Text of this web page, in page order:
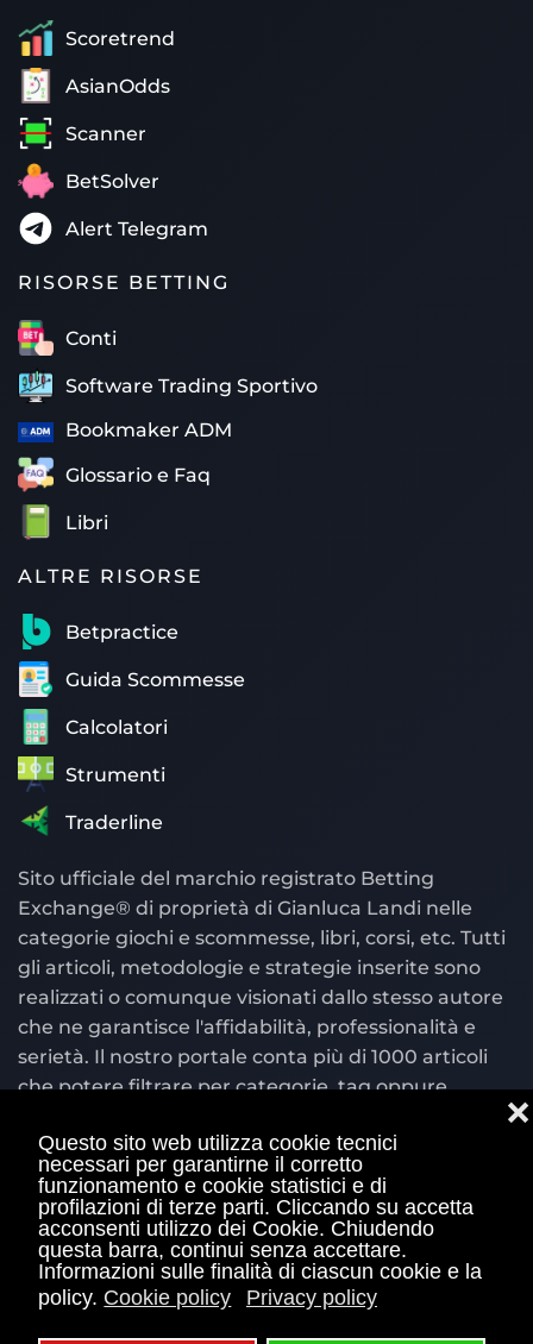
Questo sito web utilizza cookie tecnici
necessari per garantirne il corretto
funzionamento e cookie statistici e di
profilazioni di terze parti. Cliccando su accetta
acconsenti utilizzo dei Cookie. Chiudendo
questa barra, continui senza accettare.
Informazioni sulle finalità di ciascun cookie e la
policy. Cookie policy Privacy policy
❌
Scoretrend
AsianOdds
Scanner
BetSolver
Alert Telegram
RISORSE BETTING
Conti
Software Trading Sportivo
Bookmaker ADM
Glossario e Faq
Libri
ALTRE RISORSE
Betpractice
Guida Scommesse
Calcolatori
Strumenti
Traderline
Sito ufficiale del marchio registrato Betting
Exchange® di proprietà di Gianluca Landi nelle
categorie giochi e scommesse, libri, corsi, etc. Tutti
gli articoli, metodologie e strategie inserite sono
realizzati o comunque visionati dallo stesso autore
che ne garantisce l'affidabilità, professionalità e
serietà. Il nostro portale conta più di 1000 articoli
che potere filtrare per categorie, tag oppure
situato in alto a destra.
© Copyright 2004 - 2026 Bettingexchange.net è
sito ufficiale Betting Exchange® con marchio
registrato e di proprietà di Gianluca Landi Piva
01460210113 e piva 03835590542 E' vietata qualsiasi